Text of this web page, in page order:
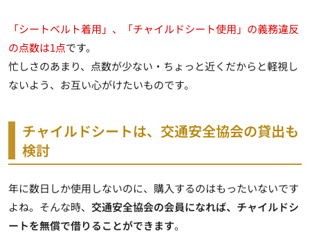
「シートベルト着用」、「チャイルドシート使用」の義務違反
の点数は1点です。
忙しさのあまり、点数が少ない・ちょっと近くだからと軽視し
ないよう、お互い心がけたいものです。
チャイルドシートは、交通安全協会の貸出も
検討
年に数日しか使用しないのに、購入するのはもったいないです
よね。そんな時、 交通安全協会の会員になれば、チャイルドシ
ートを無償で借りることができます。